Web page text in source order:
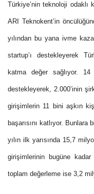
Türkiye’nin teknoloji odaklı
ARI Teknokent’in
yılından bu yana ivme
startup’ı destekleyerek
katma değer sağlıyor.
destekleyerek, 2.000’inin
girişimlerin 11 bini aşkın
başarısını katlıyor.
yılın ilk yarısında 15,7
girişimlerinin bugüne kadar
toplam değerleme ise 3,2